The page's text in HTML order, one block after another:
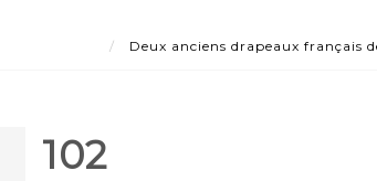
Deux anciens drapeaux français
102